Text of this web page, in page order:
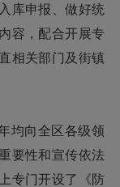
库申报、做好统
容，配合开展专
相关部门及街镇
均向全区各级领
要性和宣传依法
专门开设了《防